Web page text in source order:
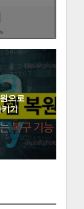
으로
기